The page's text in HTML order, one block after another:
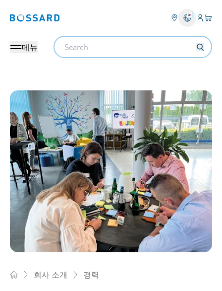
Bossard homepage 로그인
장
메뉴
Search
회사 소개 경력